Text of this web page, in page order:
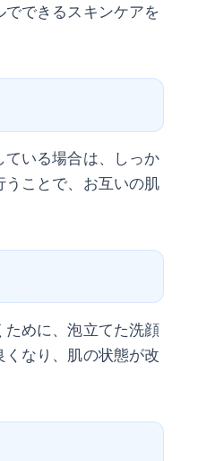
できるスキンケアを
いる場合は、しっか
ことで、お互いの肌
めに、泡立てた洗顔
なり、肌の状態が改